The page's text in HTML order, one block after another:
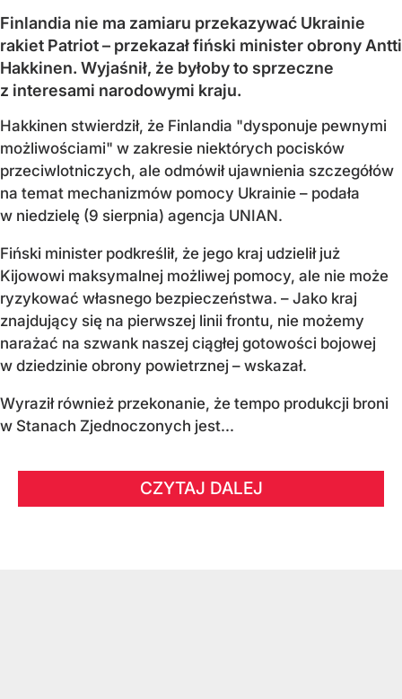
Finlandia nie ma zamiaru przekazywać Ukrainie
rakiet Patriot – przekazał fiński minister obrony Antti
Hakkinen. Wyjaśnił, że byłoby to sprzeczne
z interesami narodowymi kraju.
Hakkinen stwierdził, że Finlandia "dysponuje pewnymi
możliwościami" w zakresie niektórych pocisków
przeciwlotniczych, ale odmówił ujawnienia szczegółów
na temat mechanizmów pomocy Ukrainie – podała
w niedzielę (9 sierpnia) agencja UNIAN.
Fiński minister podkreślił, że jego kraj udzielił już
Kijowowi maksymalnej możliwej pomocy, ale nie może
ryzykować własnego bezpieczeństwa. – Jako kraj
znajdujący się na pierwszej linii frontu, nie możemy
narażać na szwank naszej ciągłej gotowości bojowej
w dziedzinie obrony powietrznej – wskazał.
Wyraził również przekonanie, że tempo produkcji broni
w Stanach Zjednoczonych jest...
CZYTAJ DALEJ